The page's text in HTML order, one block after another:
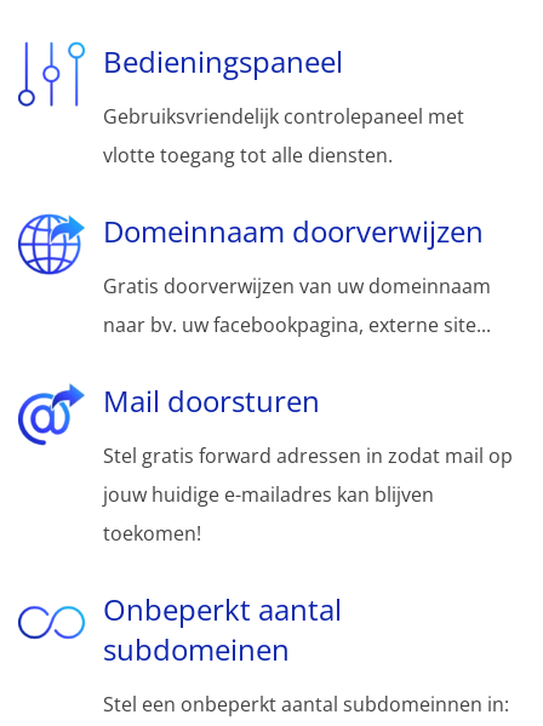
Bedieningspaneel
Gebruiksvriendelijk controlepaneel met
vlotte toegang tot alle diensten.
Domeinnaam doorverwijzen
Gratis doorverwijzen van uw domeinnaam
naar bv. uw facebookpagina, externe site...
Mail doorsturen
Stel gratis forward adressen in zodat mail op
jouw huidige e-mailadres kan blijven
toekomen!
Onbeperkt aantal
subdomeinen
Stel een onbeperkt aantal subdomeinnen in: